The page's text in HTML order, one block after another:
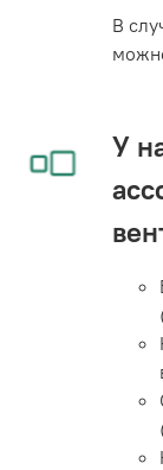
В
У